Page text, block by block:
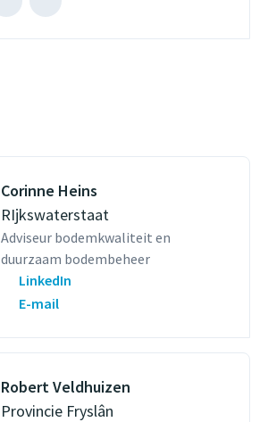
Mailen
naar
website)
Bel
met
website)
Corinne Heins
RIjkswaterstaat
Adviseur bodemkwaliteit en
duurzaam bodembeheer
LinkedIn
E-mail
Robert Veldhuizen
Provincie Fryslân